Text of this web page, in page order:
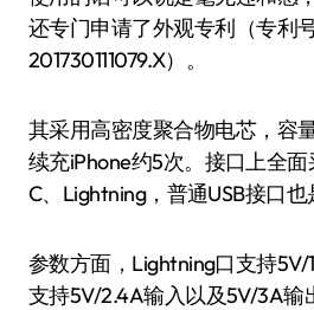
还专门申请了外观专利（专利
201730111079.X）。
其采用高密度聚合物电芯，容
续充iPhone约5次。接口上全
C、Lightning，普通USB接口也
参数方面，Lightning口支持5V/
支持5V/2.4A输入以及5V/3A输